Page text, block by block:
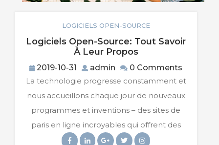
LOGICIELS OPEN-SOURCE
Logiciels Open-Source: Tout Savoir
À Leur ProposLogiciels
Source:
Tout
Savoir
Leur
Propos
2019-10-31
2019-
10-
admin admin
0 Comments
La technologie progresse constamment et
nous accueillons chaque jour de nouveaux
programmes et inventions – des sites de
paris en ligne incroyables qui offrent des
Facebook
LinkedinGoogleplus
TwitterInstagram